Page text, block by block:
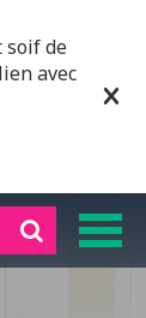
soif de
avec